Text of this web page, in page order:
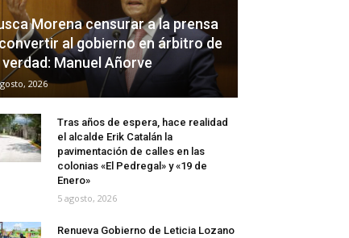
Morena censurar a la prensa
al gobierno en árbitro de
verdad: Manuel Añorve
2026
Tras años de espera, hace realidad
el alcalde Erik Catalán la
pavimentación de calles en las
colonias «El Pedregal» y «19 de
Enero»
5 agosto, 2026
Renueva Gobierno de Leticia Lozano